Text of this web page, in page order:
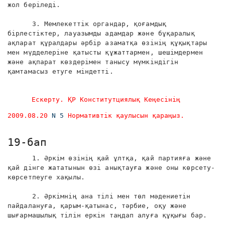
жол беріледі.
3. Мемлекеттік органдар, қоғамдық
бірлестіктер, лауазымды адамдар және бұқаралық
ақпарат құралдары әрбір азаматқа өзінің құқықтары
мен мүдделеріне қатысты құжаттармен, шешімдермен
және ақпарат көздерімен танысу мүмкіндігін
қамтамасыз етуге міндетті.
Ескерту. ҚР Конститутциялық Кеңесінің
2009.08.20 N 5 Нормативтік қаулысын қараңыз.
19-бап
1. Әркім өзінің қай ұлтқа, қай партияға және
қай дінге жататынын өзі анықтауға және оны көрсету-
көрсетпеуге хақылы.
2. Әркімнің ана тілі мен төл мәдениетін
пайдалануға, қарым-қатынас, тәрбие, оқу және
шығармашылық тілін еркін таңдап алуға құқығы бар.